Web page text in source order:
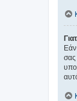
Εάν
σας